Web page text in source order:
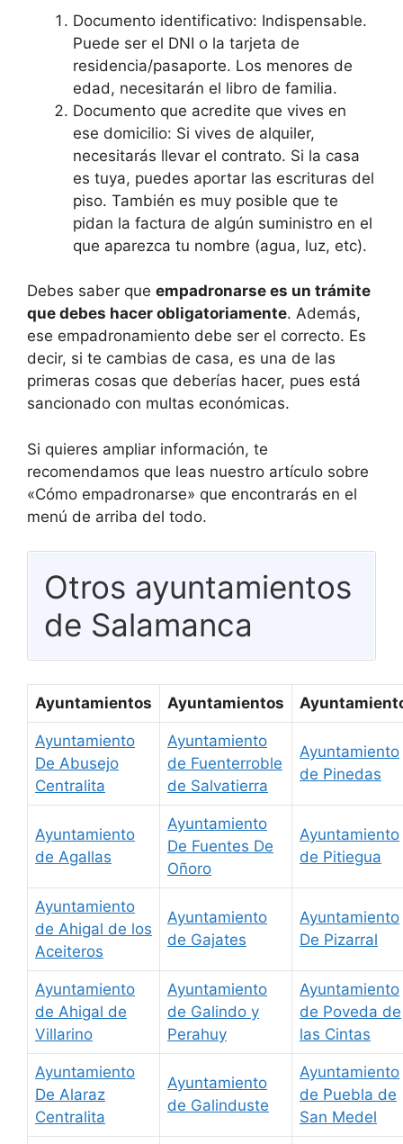
Documento identificativo: Indispensable.
Puede ser el DNI o la tarjeta de
residencia/pasaporte. Los menores de
edad, necesitarán el libro de familia.
Documento que acredite que vives en
ese domicilio: Si vives de alquiler,
necesitarás llevar el contrato. Si la casa
es tuya, puedes aportar las escrituras del
piso. También es muy posible que te
pidan la factura de algún suministro en el
que aparezca tu nombre (agua, luz, etc).
Debes saber que empadronarse es un trámite
que debes hacer obligatoriamente. Además,
ese empadronamiento debe ser el correcto. Es
decir, si te cambias de casa, es una de las
primeras cosas que deberías hacer, pues está
sancionado con multas económicas.
Si quieres ampliar información, te
recomendamos que leas nuestro artículo sobre
«Cómo empadronarse» que encontrarás en el
menú de arriba del todo.
Otros ayuntamientos
de Salamanca
Ayuntamientos Ayuntamientos
Ayuntamiento
De Abusejo
Centralita
Ayuntamiento
de Fuenterroble
de Salvatierra
Ayuntamiento
de Pinedas
Ayuntamiento
de Agallas
Ayuntamiento
De Fuentes De
Oñoro
Ayuntamiento
de Pitiegua
Ayuntamiento
de Ahigal de los
Aceiteros
Ayuntamiento
de Gajates
Ayuntamiento
De Pizarral
Ayuntamiento
de Ahigal de
Villarino
Ayuntamiento
de Galindo y
Perahuy
Ayuntamiento
de Poveda de
las Cintas
Ayuntamiento
De Alaraz
Centralita
Ayuntamiento
de Galinduste
Ayuntamiento
de Puebla de
San Medel